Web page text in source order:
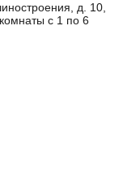
д. 10,
с 1 по 6